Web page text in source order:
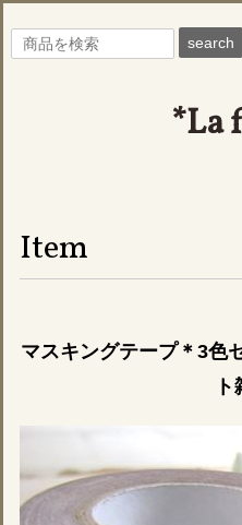
search
*La
Item
マスキングテープ＊3色